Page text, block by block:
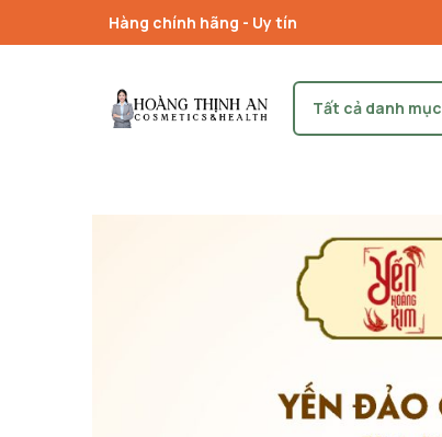
Hàng chính hãng - Uy tín
Tất cả danh mục